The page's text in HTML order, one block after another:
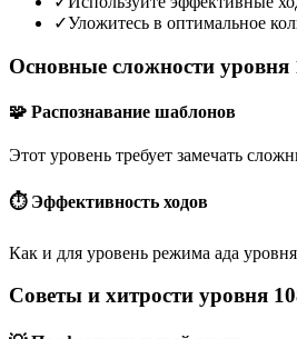
✓Уложитесь в оптимальное
Основные сложности уровня
🧩 Распознавание шаблонов
Этот уровень требует замечать
⏱️ Эффективность ходов
Как и для уровень режима ада
Советы и хитрости уровня